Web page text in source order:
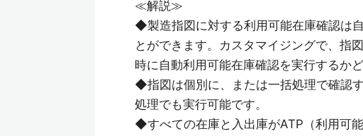
≪解説≫
◆製造指図に対する利用可能在庫確認は
とができます。カスタマイジングで、指
時に自動利用可能在庫確認を実行するか
◆指図は個別に、または一括処理で確認
処理でも実行可能です。
◆すべての在庫と入出庫がATP（利用可